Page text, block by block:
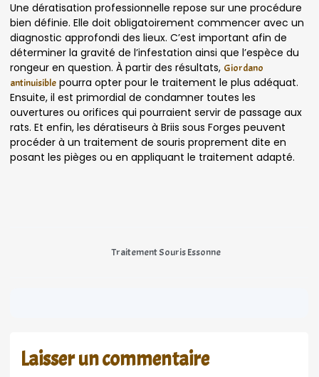
Une dératisation professionnelle repose sur une procédure
bien définie. Elle doit obligatoirement commencer avec un
diagnostic approfondi des lieux. C’est important afin de
déterminer la gravité de l’infestation ainsi que l’espèce du
rongeur en question. À partir des résultats, Giordano
antinuisible pourra opter pour le traitement le plus adéquat.
Ensuite, il est primordial de condamner toutes les
ouvertures ou orifices qui pourraient servir de passage aux
rats. Et enfin, les dératiseurs à Briis sous Forges peuvent
procéder à un traitement de souris proprement dite en
posant les pièges ou en appliquant le traitement adapté.
Traitement Souris Essonne
Laisser un commentaire